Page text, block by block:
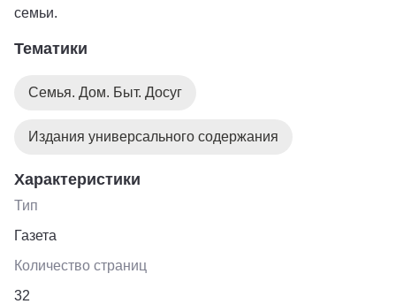
семьи.
Тематики
Семья. Дом. Быт. Досуг
Издания универсального содержания
Характеристики
Тип
Газета
Количество страниц
32